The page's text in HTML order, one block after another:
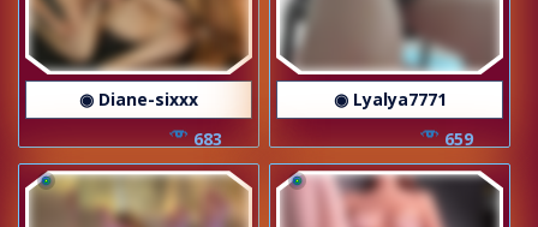
◉ Diane-sixxx
683
◉ Lyalya7771
659